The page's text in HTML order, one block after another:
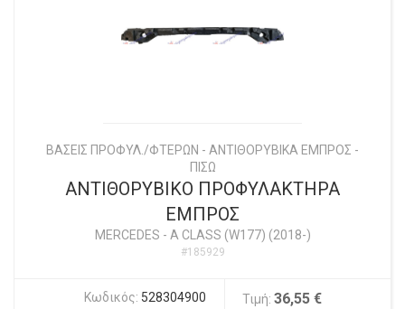
ΒΑΣΕΙΣ ΠΡΟΦΥΛ./ΦΤΕΡΩΝ - ΑΝΤΙΘΟΡΥΒΙΚΑ ΕΜΠΡΟΣ -
ΠΙΣΩ
ΑΝΤΙΘΟΡΥΒΙΚΟ ΠΡΟΦΥΛΑΚΤΗΡΑ
ΕΜΠΡΟΣ
MERCEDES - A CLASS (W177) (2018-)
#185929
Κωδικός: 528304900 Τιμή: 36,55 €